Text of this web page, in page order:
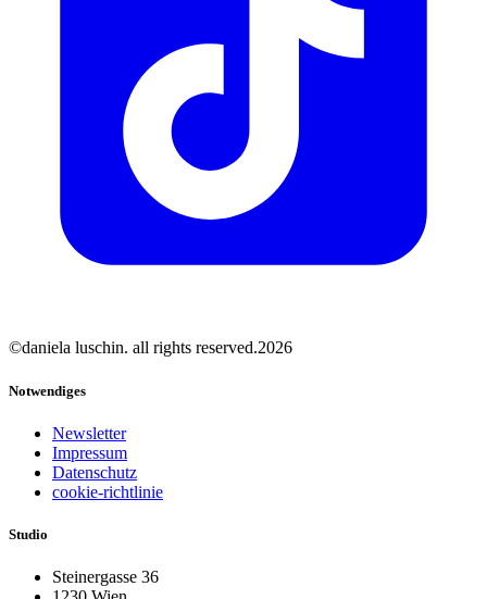
©daniela luschin. all rights reserved.2026
Notwendiges
Newsletter
Impressum
Datenschutz
cookie-richtlinie
Studio
Steinergasse 36